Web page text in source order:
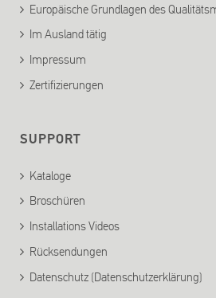
Europäische Grundlagen des
Im Ausland tätig
Impressum
Zertifizierungen
SUPPORT
Kataloge
Broschüren
Installations Videos
Rücksendungen
Datenschutz (Datenschutzerklärung)